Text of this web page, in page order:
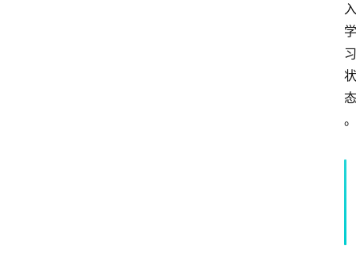
入
学
习
状
态
。